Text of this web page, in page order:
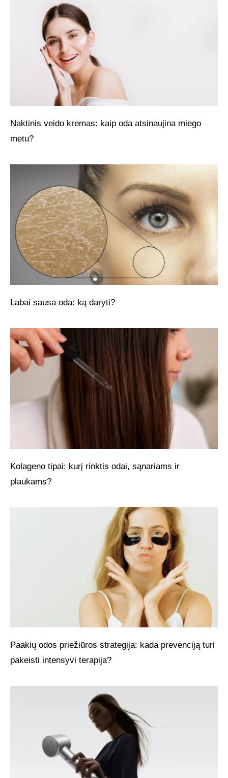
Naktinis veido kremas: kaip oda atsinaujina miego
metu?
Labai sausa oda: ką daryti?
Kolageno tipai: kurį rinktis odai, sąnariams ir
plaukams?
Paakių odos priežiūros strategija: kada prevenciją turi
pakeisti intensyvi terapija?